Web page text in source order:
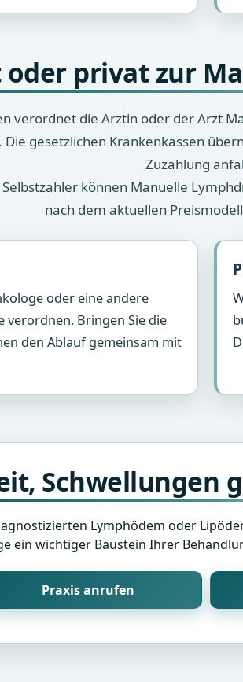
oder privat zur
verordnet die Ärztin oder der Arzt
gesetzlichen Krankenkassen
Zuzahlung
können Manuelle
nach dem aktuellen
oder eine andere
verordnen. Bringen Sie die
den Ablauf gemeinsam mit
Schwellungen
Lymphödem oder
ein wichtiger Baustein Ihrer
Praxis anrufen